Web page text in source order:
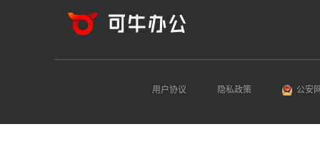
用户协议 隐私政策 公安